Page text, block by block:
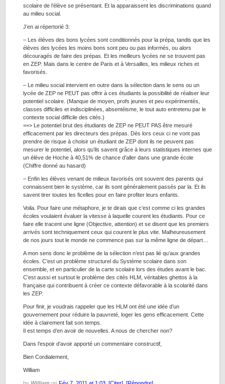
scolaire de l’élève se présentant. Et la apparaissent les discriminations quand
au milieu social.
J’en ai répertorié 3:
– Les élèves des bons lycées sont conditionnés pour la prépa, tandis que les
élèves des lycées les moins bons sont peu ou pas informés, ou alors
découragés de faire des prépas. Et les meilleurs lycées ne se trouvent pas
en ZEP. Mais dans le centre de Paris et à Versailles, les milieux riches et
favorisés.
– Le milieu social intervient en outre dans la sélection dans le sens ou un
lycée de ZEP ne PEUT pas offrir à ces étudiants la possibilité de réaliser leur
potentiel scolaire. (Manque de moyen, profs jeunes et peu expérimentés,
classes difficiles et indisciplinées, absentéisme, le tout auto entretenu par le
contexte social difficile des cités.)
==> Le potentiel brut des étudiants de ZEP ne PEUT PAS être mesuré
efficacement par les directeurs des prépas. Dès lors ceux ci ne vont pas
prendre de risque à choisir un étudiant de ZEP dont ils ne peuvent pas
mesurer le potentiel, alors qu’ils savent grâce à leurs statistiques internes que
un élève de Hoche à 40,51% de chance d’aller dans une grande école
(Chiffre donné au hasard)
– Enfin les élèves venant de milieux favorisés ont souvent des parents qui
connaissent bien le système, car ils sont généralement passés par la. Et ils
savent tirer toutes les ficelles pour en faire profiter leurs enfants.
Voila. Pour faire une métaphore, je te dirais que c’est comme ci les grandes
écoles voulaient évaluer la vitesse à laquelle courent les étudiants. Pour ce
faire elle tracent une ligne (Objective, attention) et se disent que les premiers
arrivés sont techniquement ceux qui courent le plus vite. Malheureusement
de nos jours tout le monde ne commence pas sur la même ligne de départ…
A mon sens donc le problème de la sélection n’est pas lié qu’aux grandes
écoles. C’est un problème structurel du Système scolaire dans son
ensemble, et en particulier de la carte scolaire lors des études avant le bac.
C’est aussi et surtout le problème des cités HLM, véritables ghettos à la
française qui contribuent à créer ce contexte défavorable à la scolarité dans
les ZEP.
Pour finir, je voudrais rappeler que les HLM ont été une idée d’un
gouvernement pour réduire la pauvreté, loger les gens efficacement. Cette
idée à clairement fait son temps.
Il est temps d’en avoir de nouvelles. A nous de chercher non?
Dans l’espoir d’avoir apporté un commentaire constructif,
Bien Cordialement,
William